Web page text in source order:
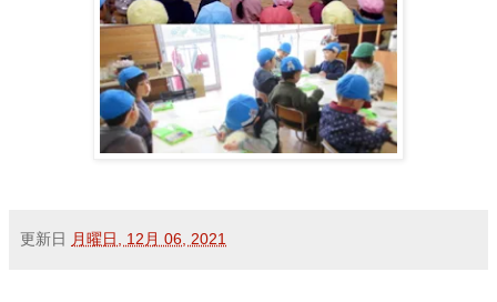
更新日 月曜日, 12月 06, 2021